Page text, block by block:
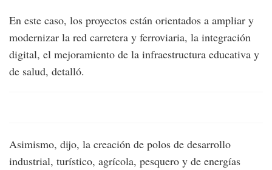
En este caso, los proyectos están orientados a ampliar y
modernizar la red carretera y ferroviaria, la integración
digital, el mejoramiento de la infraestructura educativa y
de salud, detalló.
Asimismo, dijo, la creación de polos de desarrollo
industrial, turístico, agrícola, pesquero y de energías